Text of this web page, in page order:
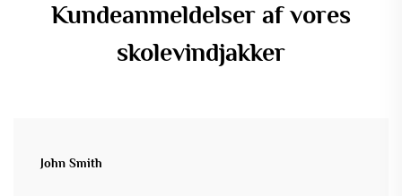
Kundeanmeldelser af vores
skolevindjakker
John Smith